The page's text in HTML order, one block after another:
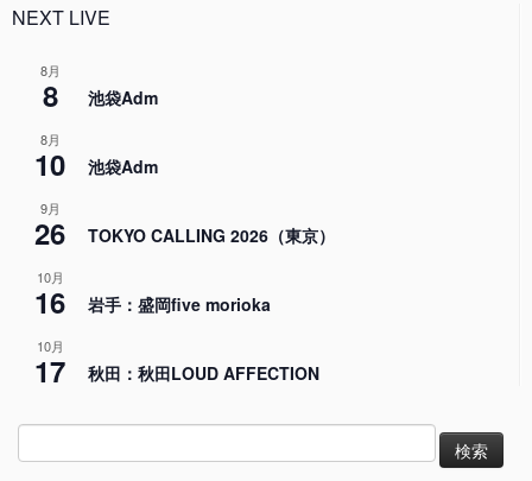
NEXT LIVE
8月
8 池袋Adm
8月
10 池袋Adm
9月
26 TOKYO CALLING 2026（東京）
10月
16 岩手：盛岡five morioka
10月
17 秋田：秋田LOUD AFFECTION
索: